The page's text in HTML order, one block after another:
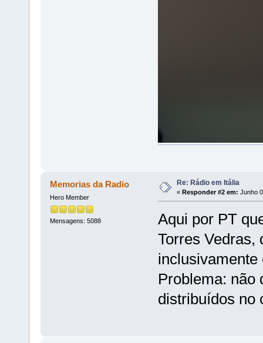
Memorias da Radio
Hero Member
Mensagens: 5088
Re: Rádio em Itália
« Responder #2 em: Junho
Aqui por PT
Torres Vedras,
Problema: não
distribuídos no